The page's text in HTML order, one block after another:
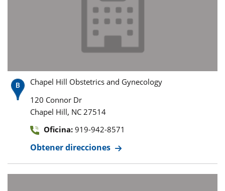
Chapel Hill Obstetrics and Gynecology
120 Connor Dr
Chapel Hill, NC 27514
Oficina: 919-942-8571
Obtener direcciones